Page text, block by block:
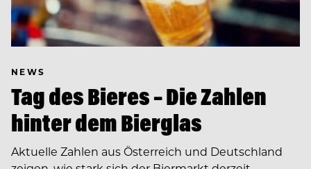
NEWS
Tag des Bieres – Die Zahlen
hinter dem Bierglas
Aktuelle Zahlen aus Österreich und Deutschland